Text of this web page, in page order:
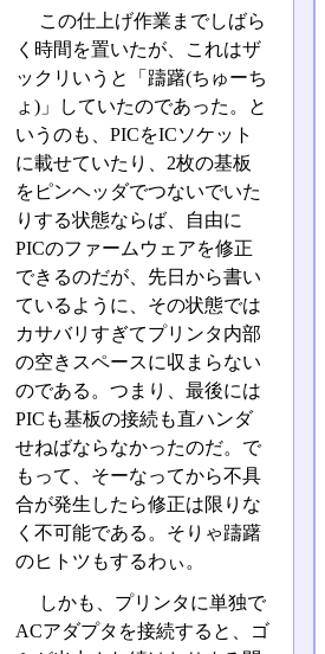
この仕上げ作業までしばら
く時間を置いたが、これはザ
ックリいうと「躊躇(ちゅーち
ょ)」していたのであった。と
いうのも、PICをICソケット
に載せていたり、2枚の基板
をピンヘッダでつないでいた
りする状態ならば、自由に
PICのファームウェアを修正
できるのだが、先日から書い
ているように、その状態では
カサバリすぎてプリンタ内部
の空きスペースに収まらない
のである。つまり、最後には
PICも基板の接続も直ハンダ
せねばならなかったのだ。で
もって、そーなってから不具
合が発生したら修正は限りな
く不可能である。そりゃ躊躇
のヒトツもするわぃ。
しかも、プリンタに単独で
ACアダプタを接続すると、ゴ